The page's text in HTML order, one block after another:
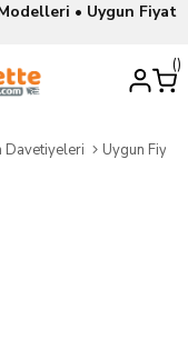
• Uygun Fiyat
Davetiyeleri Uygun